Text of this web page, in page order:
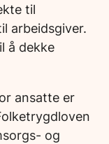
til
arbeidsgiver.
å dekke
ansatte er
og